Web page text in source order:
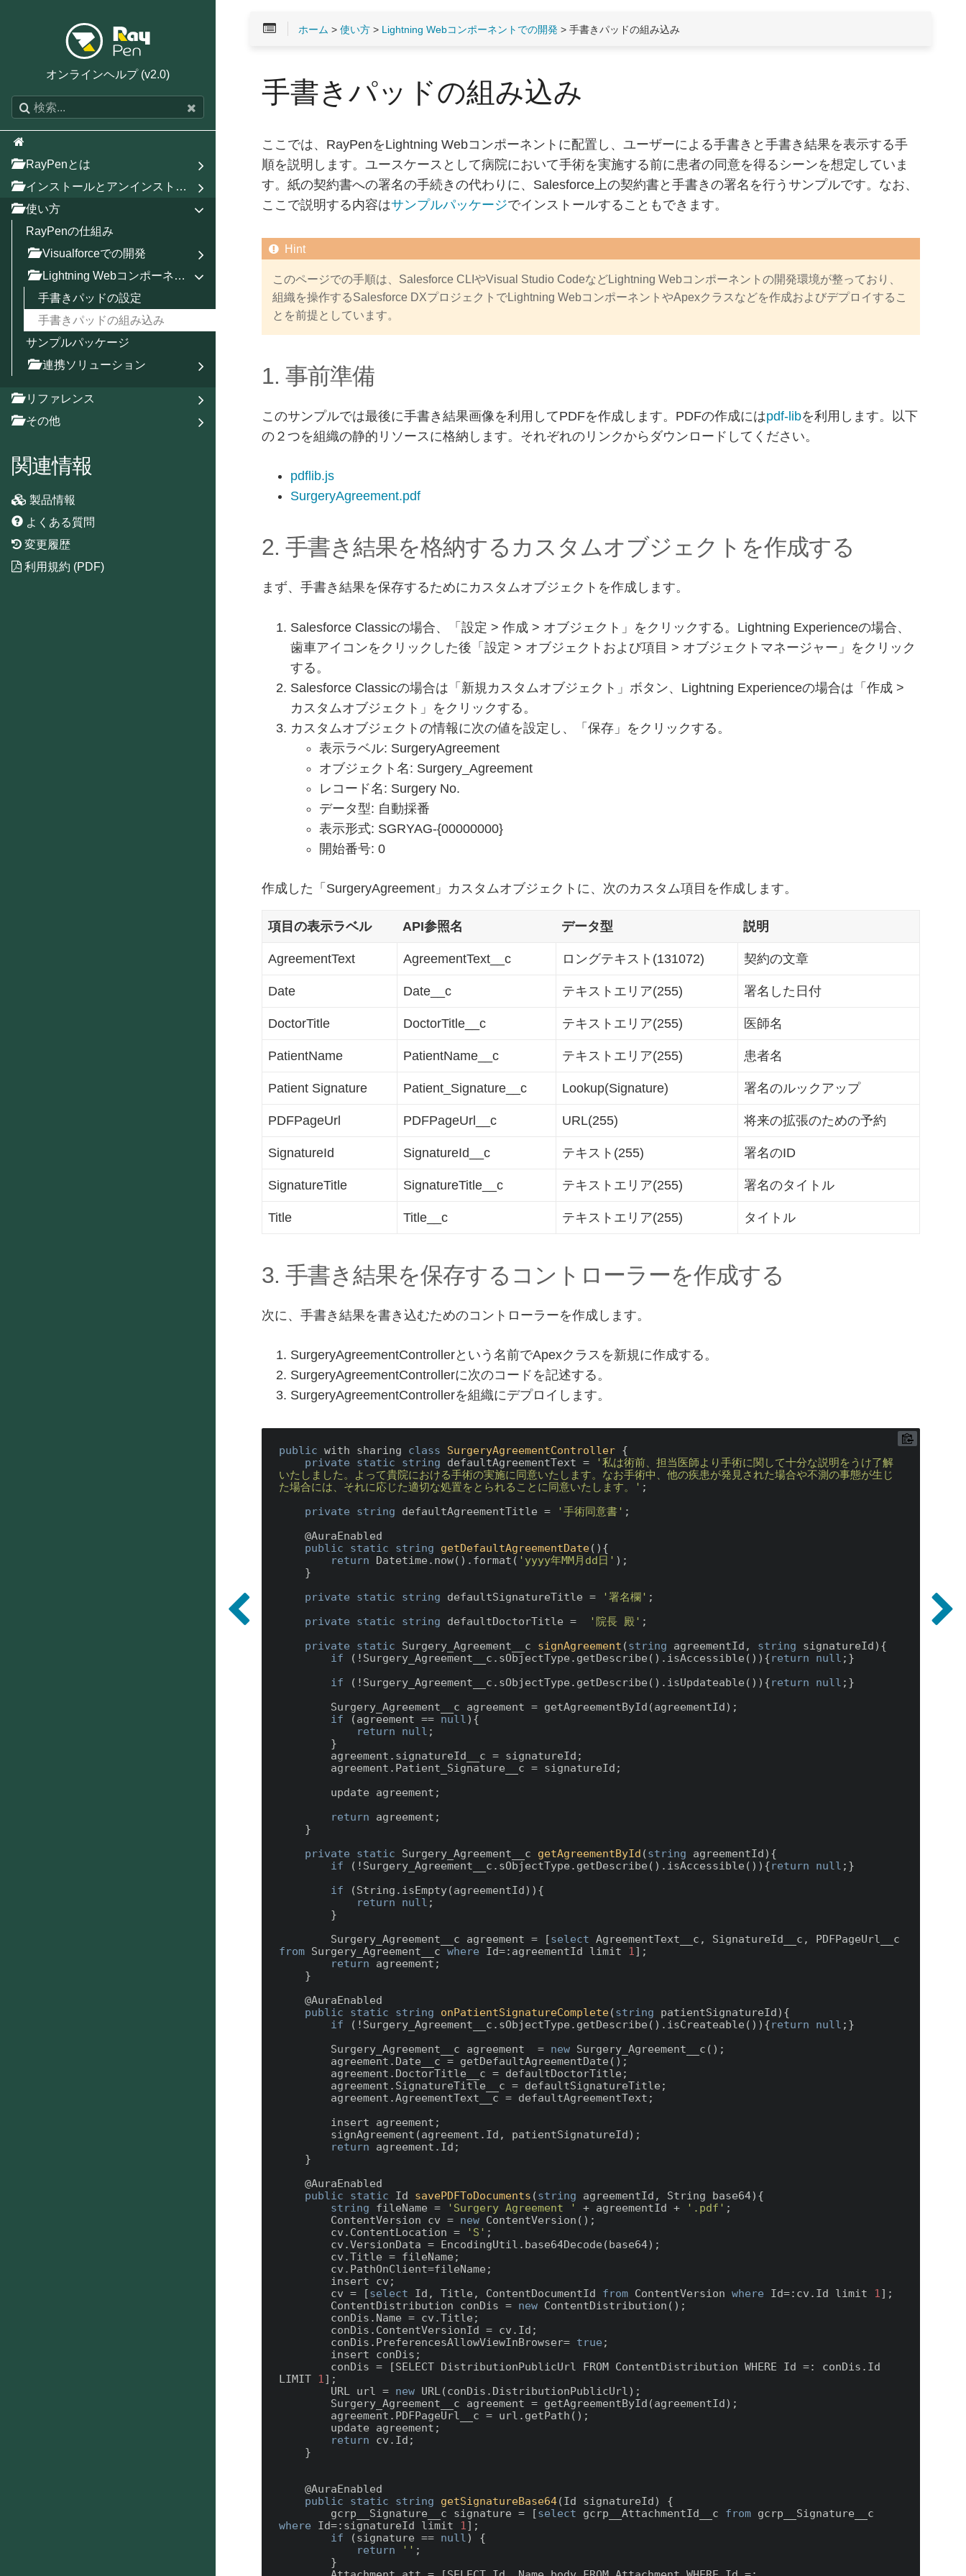
オンラインヘルプ (v2.0)
RayPenとは
インストールとアンインストール
使い方
RayPenの仕組み
Visualforceでの開発
Lightning Webコンポーネントでの開発
手書きパッドの設定
手書きパッドの組み込み
サンプルパッケージ
連携ソリューション
リファレンス
その他
関連情報
製品情報
よくある質問
変更履歴
利用規約 (PDF)
ホーム >使い方 > Lightning Webコンポーネントでの開発 > 手書きパッドの組み込み
手書きパッドの組み込み
ここでは、RayPenをLightning Webコンポーネントに配置し、ユーザーによる手書きと手書き結果を表示する手
順を説明します。ユースケースとして病院において手術を実施する前に患者の同意を得るシーンを想定していま
す。紙の契約書への署名の手続きの代わりに、Salesforce上の契約書と手書きの署名を行うサンプルです。なお、
ここで説明する内容はサンプルパッケージでインストールすることもできます。
このページでの手順は、Salesforce CLIやVisual Studio CodeなどLightning Webコンポーネントの開発環境が整っており、
組織を操作するSalesforce DXプロジェクトでLightning WebコンポーネントやApexクラスなどを作成およびデプロイするこ
とを前提としています。
1. 事前準備
このサンプルでは最後に手書き結果画像を利用してPDFを作成します。PDFの作成にはpdf-libを利用します。以下
の２つを組織の静的リソースに格納します。それぞれのリンクからダウンロードしてください。
pdflib.js
SurgeryAgreement.pdf
2. 手書き結果を格納するカスタムオブジェクトを作成する
まず、手書き結果を保存するためにカスタムオブジェクトを作成します。
Salesforce Classicの場合、「設定 > 作成 > オブジェクト」をクリックする。Lightning Experienceの場合、
歯車アイコンをクリックした後「設定 > オブジェクトおよび項目 > オブジェクトマネージャー」をクリック
する。
Salesforce Classicの場合は「新規カスタムオブジェクト」ボタン、Lightning Experienceの場合は「作成 >
カスタムオブジェクト」をクリックする。
カスタムオブジェクトの情報に次の値を設定し、「保存」をクリックする。
表示ラベル: SurgeryAgreement
オブジェクト名: Surgery_Agreement
レコード名: Surgery No.
データ型: 自動採番
表示形式: SGRYAG-{00000000}
開始番号: 0
作成した「SurgeryAgreement」カスタムオブジェクトに、次のカスタム項目を作成します。
項目の表示ラベル API参照名 データ型 説明
AgreementText AgreementText__c ロングテキスト(131072) 契約の文章
Date Date__c テキストエリア(255) 署名した日付
DoctorTitle DoctorTitle__c テキストエリア(255) 医師名
PatientName PatientName__c テキストエリア(255) 患者名
Patient Signature Patient_Signature__c Lookup(Signature) 署名のルックアップ
PDFPageUrl PDFPageUrl__c URL(255) 将来の拡張のための予約
SignatureId SignatureId__c テキスト(255) 署名のID
SignatureTitle SignatureTitle__c テキストエリア(255) 署名のタイトル
Title Title__c テキストエリア(255) タイトル
3. 手書き結果を保存するコントローラーを作成する
次に、手書き結果を書き込むためのコントローラーを作成します。
SurgeryAgreementControllerという名前でApexクラスを新規に作成する。
SurgeryAgreementControllerに次のコードを記述する。
SurgeryAgreementControllerを組織にデプロイします。
public with sharing class SurgeryAgreementController {
private
static string defaultAgreementText =
'私は術前、担当医師より手術に関して十分な説明をうけ了解
いたしました。よって貴院における手術の実施に同意いたします。なお手術中、他の疾患が発見された場合や不測の事態が生じ
た場合には、それに応じた適切な処置をとられることに同意いたします。' ;
private
string defaultAgreementTitle = '手術同意書' ;
    @
AuraEnabled
public
static string getDefaultAgreementDate( ) {
return Datetime.now().format( 'yyyy年MM月dd日' );
private
static string defaultSignatureTitle = '署名欄' ;
private
static string defaultDoctorTitle = '院長 殿' ;
private
static Surgery_Agreement__c signAgreement (string agreementId, string signatureId ) {
if (!Surgery_Agreement__c.sObjectType.getDescribe().isAccessible()){return null ;}
if (!Surgery_Agreement__c.sObjectType.getDescribe().isUpdateable()){return null ;}
if (agreement == null){
return
null ;
return agreement;
private
static Surgery_Agreement__c getAgreementById (string agreementId ) {
if (!Surgery_Agreement__c.sObjectType.getDescribe().isAccessible()){return null ;}
if (String.isEmpty(agreementId)){
return
null ;
        Surgery_Agreement__c agreement = [
select
from Surgery_Agreement__c where Id=:agreementId limit 1];
return agreement;
    @
AuraEnabled
public
static string onPatientSignatureComplete(string patientSignatureId ) {
if (!Surgery_Agreement__c.sObjectType.getDescribe().isCreateable()){return null ;}
        Surgery_Agreement__c agreement  =
new Surgery_Agreement__c();
return agreement.Id;
    @
AuraEnabled
public
static Id savePDFToDocuments (string agreementId, String base64) {
string fileName = 'Surgery Agreement ' + agreementId + '.pdf' ;
        ContentVersion cv =
new ContentVersion();
        cv.ContentLocation =
'S' ;
        cv = [
select Id, Title, ContentDocumentId from ContentVersion where Id=:cv.Id limit 1];
        ContentDistribution conDis =
new ContentDistribution();
        conDis.PreferencesAllowViewInBrowser=
true ;
LIMIT 1];
        URL url =
new URL(conDis.DistributionPublicUrl);
return cv.Id;
    @
AuraEnabled
public
static string getSignatureBase64(Id signatureId ) {
        gcrp__Signature__c signature = [
select gcrp__AttachmentId__c from
where Id=:signatureId limit 1];
if (signature == null) {
return
'' ;